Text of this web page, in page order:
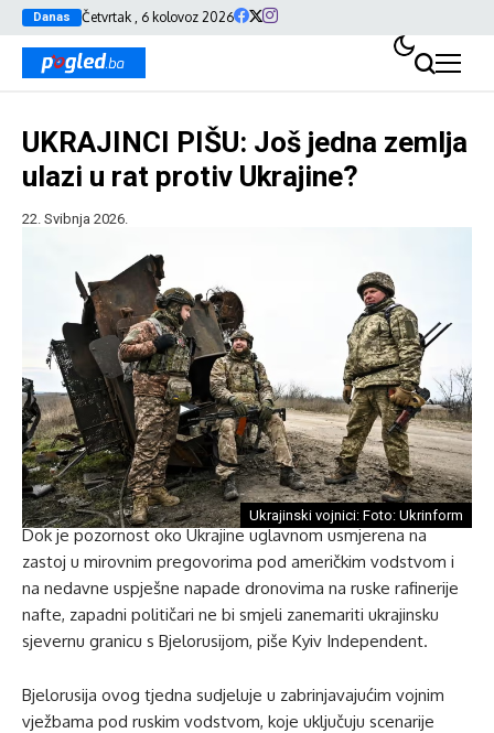
Danas Četvrtak , 6 kolovoz 2026
UKRAJINCI PIŠU: Još jedna zemlja
ulazi u rat protiv Ukrajine?
22. Svibnja 2026.
Ukrajinski vojnici: Foto: Ukrinform
Dok je pozornost oko Ukrajine uglavnom usmjerena na
zastoj u mirovnim pregovorima pod američkim vodstvom i
na nedavne uspješne napade dronovima na ruske rafinerije
nafte, zapadni političari ne bi smjeli zanemariti ukrajinsku
sjevernu granicu s Bjelorusijom, piše Kyiv Independent.
Bjelorusija ovog tjedna sudjeluje u zabrinjavajućim vojnim
vježbama pod ruskim vodstvom, koje uključuju scenarije